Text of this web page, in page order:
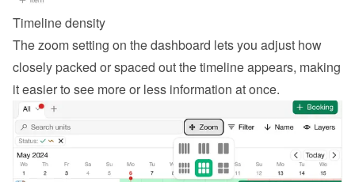
Timeline density
The zoom setting on the dashboard lets you adjust how
closely packed or spaced out the timeline appears, making
it easier to see more or less information at once.